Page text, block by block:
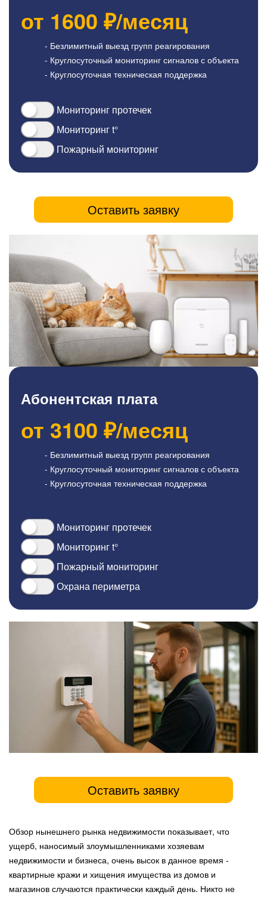
от 1600 ₽/месяц
- Безлимитный выезд групп реагирования
- Круглосуточный мониторинг сигналов с объекта
- Круглосуточная техническая поддержка
Мониторинг протечек
Мониторинг t°
Пожарный мониторинг
Оставить заявку
Абонентская плата
от 3100 ₽/месяц
- Безлимитный выезд групп реагирования
- Круглосуточный мониторинг сигналов с объекта
- Круглосуточная техническая поддержка
Мониторинг протечек
Мониторинг t°
Пожарный мониторинг
Охрана периметра
Оставить заявку
Обзор нынешнего рынка недвижимости показывает, что
ущерб, наносимый злоумышленниками хозяевам
недвижимости и бизнеса, очень высок в данное время -
квартирные кражи и хищения имущества из домов и
магазинов случаются практически каждый день. Никто не